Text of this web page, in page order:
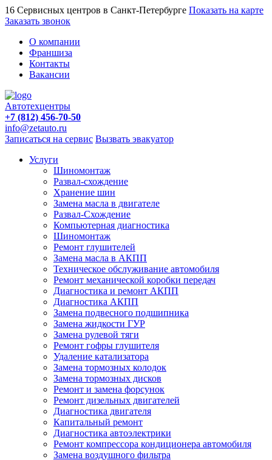
16 Сервисных центров в Санкт-Петербурге Показать на карте
Заказать звонок
О компании
Франшиза
Контакты
Вакансии
Автотехцентры
+7 (812) 456-70-50
info@zetauto.ru
Записаться на сервис Вызвать эвакуатор
Услуги
Шиномонтаж
Развал-схождение
Хранение шин
Замена масла в двигателе
Развал-Схождение
Компьютерная диагностика
Шиномонтаж
Ремонт глушителей
Замена масла в АКПП
Техническое обслуживание автомобиля
Ремонт механической коробки передач
Диагностика и ремонт АКПП
Диагностика АКПП
Замена подвесного подшипника
Замена жидкости ГУР
Замена рулевой тяги
Ремонт гофры глушителя
Удаление катализатора
Замена тормозных колодок
Замена тормозных дисков
Ремонт и замена форсунок
Ремонт дизельных двигателей
Диагностика двигателя
Капитальный ремонт
Диагностика автоэлектрики
Ремонт компрессора кондиционера автомобиля
Замена воздушного фильтра